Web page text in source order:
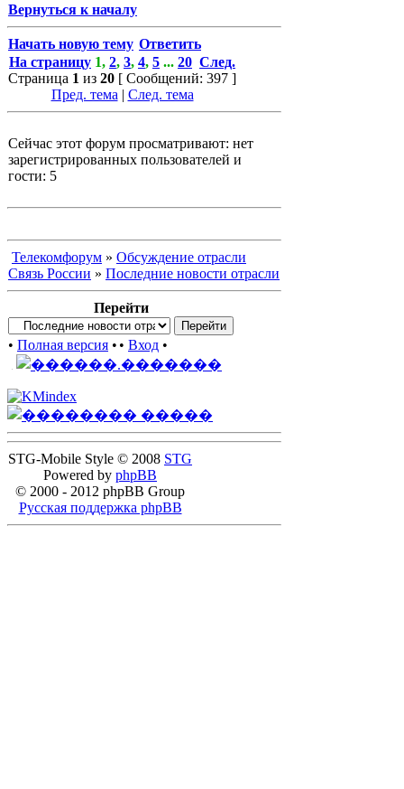
Вернуться к началу
Начать новую тему Ответить
На страницу 1, 2, 3, 4, 5 ... 20 След.
Страница 1 из 20 [ Сообщений: 397 ]
Пред. тема | След. тема
Сейчас этот форум просматривают: нет
зарегистрированных пользователей и
гости: 5
Телекомфорум » Обсуждение отрасли
Связь России » Последние новости отрасли
Перейти
• Полная версия • • Вход •
STG-Mobile Style © 2008 STG
Powered by phpBB
© 2000 - 2012 phpBB Group
Русская поддержка phpBB